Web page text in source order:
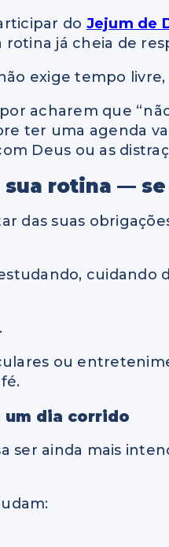
do Jejum de
já cheia de
exige tempo
acharem que
ter uma agenda
Deus ou as
sua rotina —
das suas
cuidando
ou
um dia corrido
ser ainda mais